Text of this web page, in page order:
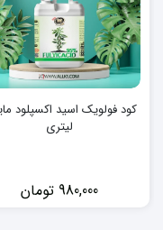
لیتری
980,000 تومان